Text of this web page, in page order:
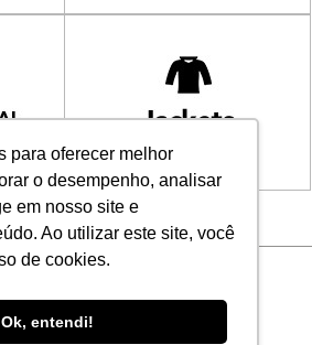
para oferecer melhor
o desempenho, analisar
em nosso site e
Ao utilizar este site, você
de cookies.
Ok, entendi!
3216-6531